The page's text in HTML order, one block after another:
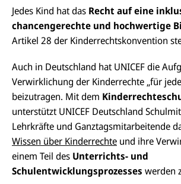
Jedes Kind hat das Recht auf eine
chancengerechte und hochwertige
Artikel 28 der Kinderrechtskonvention
Auch in Deutschland hat UNICEF die
Verwirklichung der Kinderrechte „für
beizutragen. Mit dem
unterstützt UNICEF Deutschland
Lehrkräfte und Ganztagsmitarbeitende
Wissen über Kinderrechte und ihre
einem Teil des Unterrichts- und
Schulentwicklungsprozesses werden